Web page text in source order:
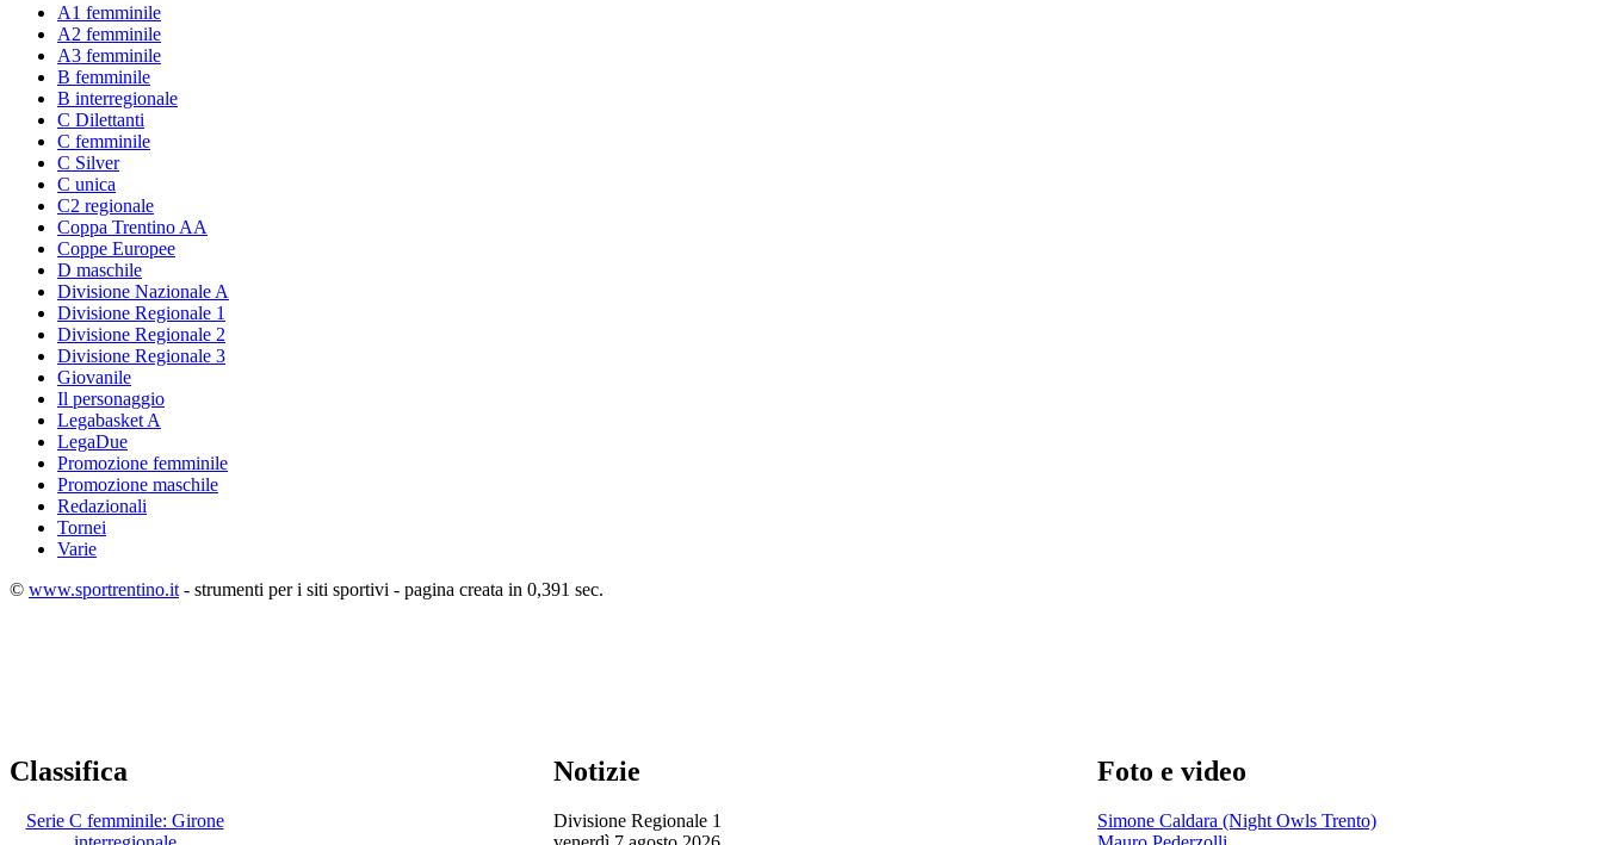
A1 femminile
A2 femminile
A3 femminile
B femminile
B interregionale
C Dilettanti
C femminile
C Silver
C unica
C2 regionale
Coppa Trentino AA
Coppe Europee
D maschile
Divisione Nazionale A
Divisione Regionale 1
Divisione Regionale 2
Divisione Regionale 3
Giovanile
Il personaggio
Legabasket A
LegaDue
Promozione femminile
Promozione maschile
Redazionali
Tornei
Varie
© www.sportrentino.it - strumenti per i siti sportivi - pagina creata in 0,391 sec.
Classifica
Serie C femminile: Girone
Notizie
Divisione Regionale 1
Foto e video
Simone Caldara (Night Owls Trento)